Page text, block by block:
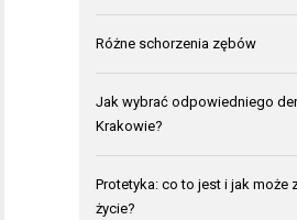
Różne schorzenia zębów
Jak wybrać odpowiedniego
Krakowie?
Protetyka: co to jest i jak może
życie?